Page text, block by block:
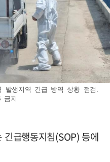
발생지역 긴급 방역 상황 점검.
금지
긴급행동지침(SOP) 등에